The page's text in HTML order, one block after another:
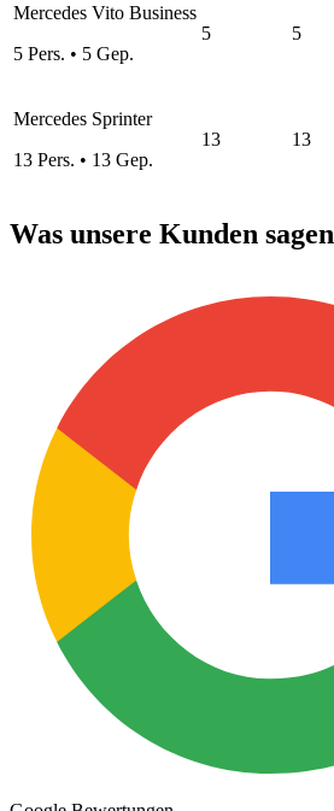
Mercedes Vito Business
5 Pers. • 5 Gep.
5 5
Mercedes Sprinter
13 Pers. • 13 Gep.
13 13
Was unsere Kunden sagen